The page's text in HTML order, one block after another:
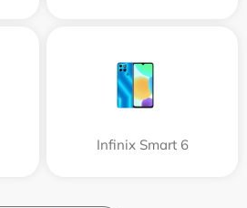
Infinix Smart 6